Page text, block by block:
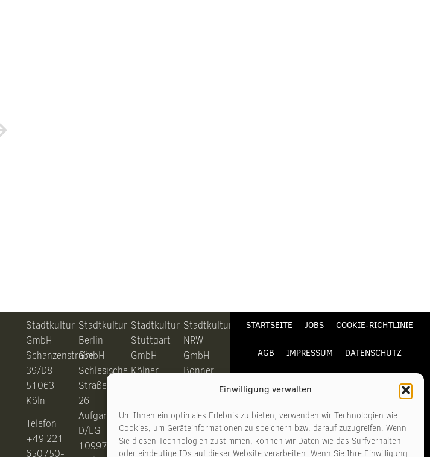
Einwilligung verwalten
Um Ihnen ein optimales Erlebnis zu bieten, verwenden wir Technologien wie
Cookies, um Geräteinformationen zu speichern bzw. darauf zuzugreifen. Wenn
Sie diesen Technologien zustimmen, können wir Daten wie das Surfverhalten
oder eindeutige IDs auf dieser Website verarbeiten. Wenn Sie Ihre Einwilligung
Stadtkultur
GmbH
Schanzenstraße
39/D8
51063
Köln
Telefon
+49 221
650750-
Stadtkultur
Berlin
GmbH
Schlesische
Straße
26
Aufgang
D/EG
10997
Stadtkultur
Stuttgart
GmbH
Kölner
70376
Stuttgart
Stadtkultur
NRW
GmbH
Bonner
50968
Köln
STARTSEITE JOBS COOKIE-RICHTLINIE
AGB IMPRESSUM DATENSCHUTZ